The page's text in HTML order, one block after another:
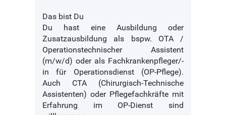
Das bist Du
Du hast eine Ausbildung oder
Zusatzausbildung als bspw. OTA /
Operationstechnischer Assistent
(m/w/d) oder als Fachkrankenpfleger/-
in für Operationsdienst (OP-Pflege).
Auch CTA (Chirurgisch-Technische
Assistenten) oder Pflegefachkräfte mit
Erfahrung im OP-Dienst sind